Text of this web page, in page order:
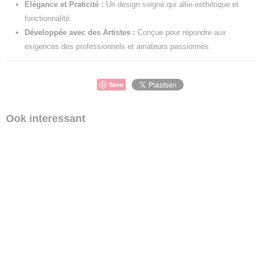
Élégance et Praticité : Un design soigné qui allie esthétique et
fonctionnalité.
Développée avec des Artistes : Conçue pour répondre aux
exigences des professionnels et amateurs passionnés.
Save
Ook interessant